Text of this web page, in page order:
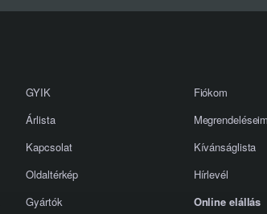
GYIK
Árlista
Kapcsolat
Oldaltérkép
Gyártók
Fiókom
Megrendeléseim
Kívánságlista
Hírlevél
Online elállás